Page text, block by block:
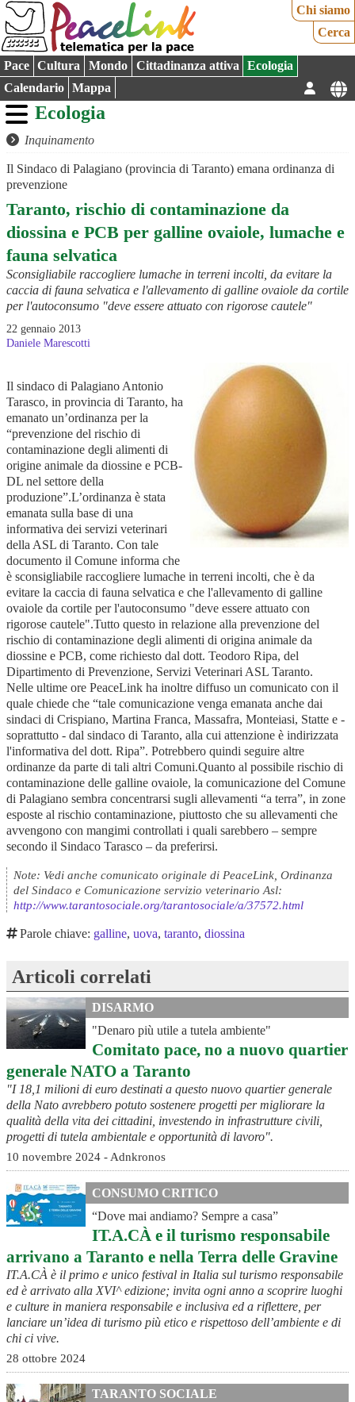
Chi siamo
Cerca
Pace Cultura Mondo Cittadinanza attiva
Ecologia
Calendario
Mappa
Ecologia
Inquinamento
Il Sindaco di Palagiano (provincia di Taranto) emana ordinanza di
prevenzione
Taranto, rischio di contaminazione da
diossina e PCB per galline ovaiole, lumache e
fauna selvatica
Sconsigliabile raccogliere lumache in terreni incolti, da evitare la
caccia di fauna selvatica e l'allevamento di galline ovaiole da cortile
per l'autoconsumo "deve essere attuato con rigorose cautele"
22 gennaio 2013
Daniele Marescotti
Il sindaco di Palagiano Antonio
Tarasco, in provincia di Taranto, ha
emanato un’ordinanza per la
“prevenzione del rischio di
contaminazione degli alimenti di
origine animale da diossine e PCB-
DL nel settore della
produzione”.L’ordinanza è stata
emanata sulla base di una
informativa dei servizi veterinari
della ASL di Taranto. Con tale
documento il Comune informa che
è sconsigliabile raccogliere lumache in terreni incolti, che è da
evitare la caccia di fauna selvatica e che l'allevamento di galline
ovaiole da cortile per l'autoconsumo "deve essere attuato con
rigorose cautele".Tutto questo in relazione alla prevenzione del
rischio di contaminazione degli alimenti di origina animale da
diossine e PCB, come richiesto dal dott. Teodoro Ripa, del
Dipartimento di Prevenzione, Servizi Veterinari ASL Taranto.
Nelle ultime ore PeaceLink ha inoltre diffuso un comunicato con il
quale chiede che “tale comunicazione venga emanata anche dai
sindaci di Crispiano, Martina Franca, Massafra, Monteiasi, Statte e -
soprattutto - dal sindaco di Taranto, alla cui attenzione è indirizzata
l'informativa del dott. Ripa”. Potrebbero quindi seguire altre
ordinanze da parte di tali altri Comuni.Quanto al possibile rischio di
contaminazione delle galline ovaiole, la comunicazione del Comune
di Palagiano sembra concentrarsi sugli allevamenti “a terra”, in zone
esposte al rischio contaminazione, piuttosto che su allevamenti che
avvengono con mangimi controllati i quali sarebbero – sempre
secondo il Sindaco Tarasco – da preferirsi.
Note: Vedi anche comunicato originale di PeaceLink, Ordinanza
del Sindaco e Comunicazione servizio veterinario Asl:
http://www.tarantosociale.org/tarantosociale/a/37572.html
Parole chiave: galline,uova,taranto,diossina
Articoli correlati
DISARMO
"Denaro più utile a tutela ambiente"
Comitato pace, no a nuovo quartier
generale NATO a Taranto
"I 18,1 milioni di euro destinati a questo nuovo quartier generale
della Nato avrebbero potuto sostenere progetti per migliorare la
qualità della vita dei cittadini, investendo in infrastrutture civili,
progetti di tutela ambientale e opportunità di lavoro".
10 novembre 2024 - Adnkronos
CONSUMO CRITICO
“Dove mai andiamo? Sempre a casa”
IT.A.CÀ e il turismo responsabile
arrivano a Taranto e nella Terra delle Gravine
IT.A.CÀ è il primo e unico festival in Italia sul turismo responsabile
ed è arrivato alla XVI^ edizione; invita ogni anno a scoprire luoghi
e culture in maniera responsabile e inclusiva ed a riflettere, per
lanciare un’idea di turismo più etico e rispettoso dell’ambiente e di
chi ci vive.
28 ottobre 2024
TARANTO SOCIALE